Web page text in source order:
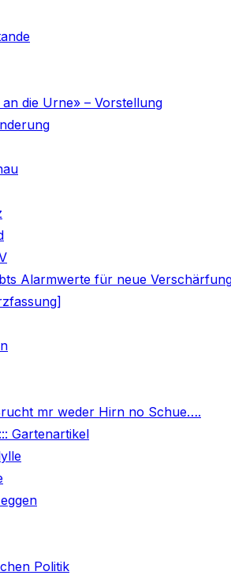
an die Urne» – Vorstellung
Alarmwerte für neue
mr weder Hirn no Schue….
Gartenartikel
Politik